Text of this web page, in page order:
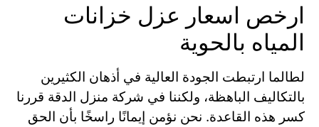
ارخص اسعار عزل خزانات
المياه بالحوية
لطالما ارتبطت الجودة العالية في أذهان الكثيرين
بالتكاليف الباهظة، ولكننا في شركة منزل الدقة قررنا
كسر هذه القاعدة. نحن نؤمن إيمانًا راسخًا بأن الحق